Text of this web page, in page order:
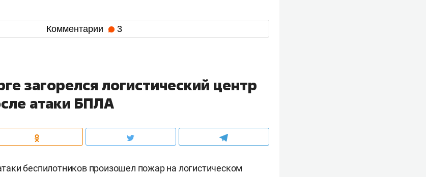
Комментарии 3
загорелся логистический центр
атаки БПЛА
беспилотников произошел пожар на логистическом